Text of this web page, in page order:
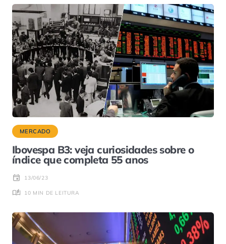
MERCADO
Ibovespa B3: veja curiosidades sobre o
índice que completa 55 anos
13/06/23
10 MIN DE LEITURA